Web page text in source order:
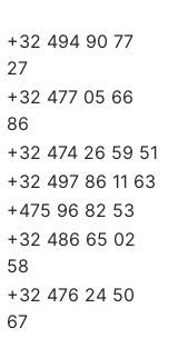
+32 494 90 77
27
+32 477 05 66
86
+32 474 26 59 51
+32 497 86 11 63
+475 96 82 53
+32 486 65 02
58
+32 476 24 50
67